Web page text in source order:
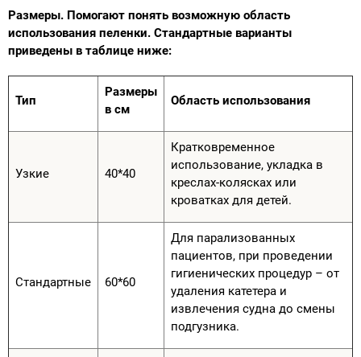
Размеры. Помогают понять возможную область
использования пеленки. Стандартные варианты
приведены в таблице ниже:
Тип
Размеры
в см
Область использования
Узкие 40*40
Кратковременное
использование, укладка в
креслах-колясках или
кроватках для детей.
Стандартные 60*60
Для парализованных
пациентов, при проведении
гигиенических процедур – от
удаления катетера и
извлечения судна до смены
подгузника.